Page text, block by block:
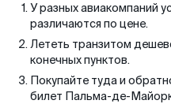
У разных авиакомпаний
различаются по цене.
Лететь транзитом
конечных пунктов.
Покупайте туда и
билет Пальма-де-